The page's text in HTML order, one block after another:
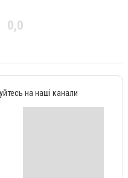
0,0
на наші канали